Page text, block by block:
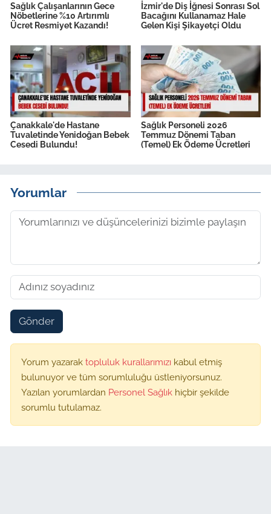
Sağlık Çalışanlarının Gece
Nöbetlerine %10 Artırımlı
Ücret Resmiyet Kazandı!
İzmir'de Diş İğnesi Sonrası Sol
Bacağını Kullanamaz Hale
Gelen Kişi Şikayetçi Oldu
Çanakkale'de Hastane
Tuvaletinde Yenidoğan Bebek
Cesedi Bulundu!
Sağlık Personeli 2026
Temmuz Dönemi Taban
(Temel) Ek Ödeme Ücretleri
Yorumlar
Gönder
Yorum yazarak topluluk kurallarımızı kabul etmiş
bulunuyor ve tüm sorumluluğu üstleniyorsunuz.
Yazılan yorumlardan Personel Sağlık hiçbir şekilde
sorumlu tutulamaz.